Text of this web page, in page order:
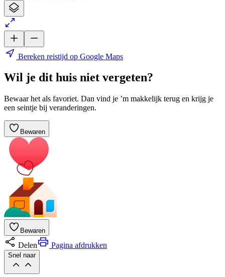
Bereken reistijd op Google Maps
Wil je dit huis niet vergeten?
Bewaar het als favoriet. Dan vind je ’m makkelijk terug en krijg je
een seintje bij veranderingen.
Bewaren
Bewaren
Delen Pagina afdrukken
Snel naar